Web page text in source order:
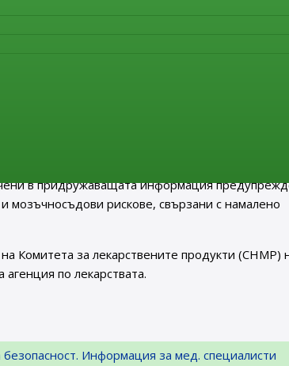
налична информация по този въпрос,
Тази оценка показа, че е възможно
PRAC получи препоръка от експертна
от трета страна, представляваща
в придружаващата информация
мозъчносъдови рискове, свързани с намалено
Комитета за лекарствените продукти (CHMP)
по лекарствата.
Информация за мед. специалисти